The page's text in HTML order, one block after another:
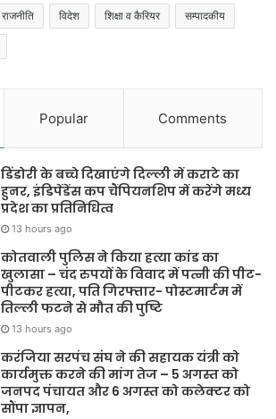
राजनीति विदेश शिक्षा व कैरियर सम्पादकीय
Popular Comments
डिंडोरी के बच्चे दिखाएंगे दिल्ली में कराटे का
हुनर, इंडिपेंडेंस कप चैंपियनशिप में करेंगे मध्य
प्रदेश का प्रतिनिधित्व
13 hours ago
कोतवाली पुलिस ने किया हत्या कांड का
खुलासा – चंद रुपयों के विवाद में पत्नी की पीट-
पीटकर हत्या, पति गिरफ्तार- पोस्टमार्टम में
तिल्ली फटने से मौत की पुष्टि
13 hours ago
करंजिया सरपंच संघ ने की सहायक यंत्री को
कार्यमुक्त करने की मांग तेज – 5 अगस्त को
जनपद पंचायत और 6 अगस्त को कलेक्टर को
सौंपा ज्ञापन,